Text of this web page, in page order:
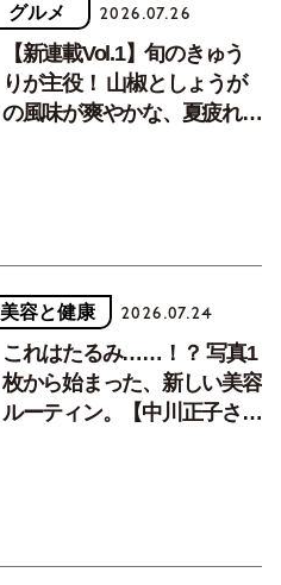
グルメ 2026.07.26
【新連載Vol.1】旬のきゅう
りが主役！ 山椒としょうが
の風味が爽やかな、夏疲れを
美容と健康 2026.07.24
これはたるみ……！？ 写真1
枚から始まった、新しい美容
ルーティン。【中川正子さん